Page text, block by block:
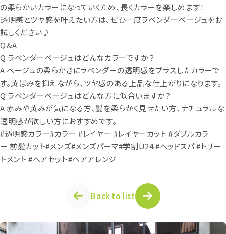
の柔らかいカラーになっていくため、長くカラーを楽しめます！
透明感とツヤ感を叶えたい方は、ぜひ一度ラベンダーベージュをお
試しください♪
Q＆A
Q ラベンダーベージュはどんなカラーですか？
A ベージュの柔らかさにラベンダーの透明感をプラスしたカラーで
す。黄ばみを抑えながら、ツヤ感のある上品な仕上がりになります。
Q ラベンダーベージュはどんな方に似合いますか？
A 赤みや黄みが気になる方、髪を柔らかく見せたい方、ナチュラルな
透明感が欲しい方におすすめです。
#透明感カラー#カラー #レイヤー #レイヤーカット #ダブルカラ
ー 前髪カット#メンズ#メンズパーマ#学割U24 #ヘッドスパ #トリー
トメント #ヘアセット#ヘアアレンジ
Back to list